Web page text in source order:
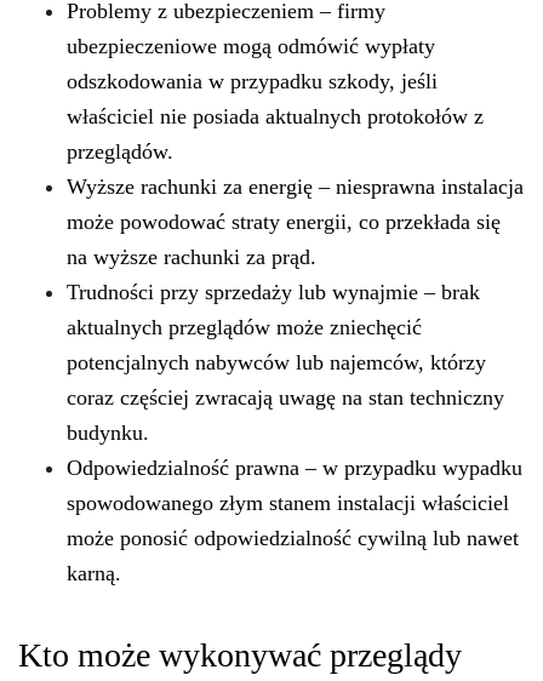
Problemy z ubezpieczeniem – firmy
ubezpieczeniowe mogą odmówić wypłaty
odszkodowania w przypadku szkody, jeśli
właściciel nie posiada aktualnych protokołów z
przeglądów.
Wyższe rachunki za energię – niesprawna instalacja
może powodować straty energii, co przekłada się
na wyższe rachunki za prąd.
Trudności przy sprzedaży lub wynajmie – brak
aktualnych przeglądów może zniechęcić
potencjalnych nabywców lub najemców, którzy
coraz częściej zwracają uwagę na stan techniczny
budynku.
Odpowiedzialność prawna – w przypadku wypadku
spowodowanego złym stanem instalacji właściciel
może ponosić odpowiedzialność cywilną lub nawet
karną.
Kto może wykonywać przeglądy